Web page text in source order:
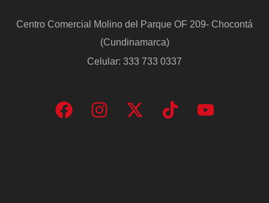
Centro Comercial Molino del Parque OF 209- Chocontá
(Cundinamarca)
Celular: 333 733 0337